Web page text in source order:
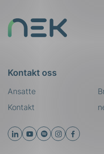
Kontakt oss
Ansatte
Kontakt